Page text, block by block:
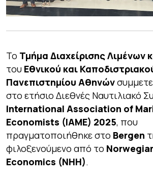
Το Τμήμα Διαχείρισης Λιμένων
του Εθνικού και
Πανεπιστημίου Αθηνών
στο ετήσιο Διεθνές Ναυτιλιακό
International Association of
Economists (IAME) 2025, που
πραγματοποιήθηκε στο Bergen
φιλοξενούμενο από το
Economics (NHH).